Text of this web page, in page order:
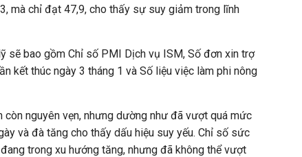
mà chỉ đạt 47,9, cho thấy sự suy giảm trong lĩnh
sẽ bao gồm Chỉ số PMI Dịch vụ ISM, Số đơn xin trợ
kết thúc ngày 3 tháng 1 và Số liệu việc làm phi nông
nguyên vẹn, nhưng dường như đã vượt quá mức
và đà tăng cho thấy dấu hiệu suy yếu. Chỉ số sức
trong xu hướng tăng, nhưng đã không thể vượt